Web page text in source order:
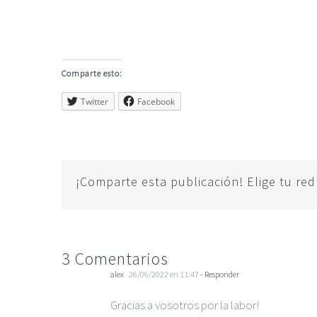
Comparte esto:
Twitter Facebook
¡Comparte esta publicación! Elige tu
3 Comentarios
alex 26/06/2022 en 11:47 - Responder
Gracias a vosotros por la labor!